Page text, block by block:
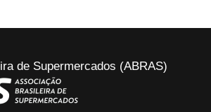
de Supermercados (ABRAS)